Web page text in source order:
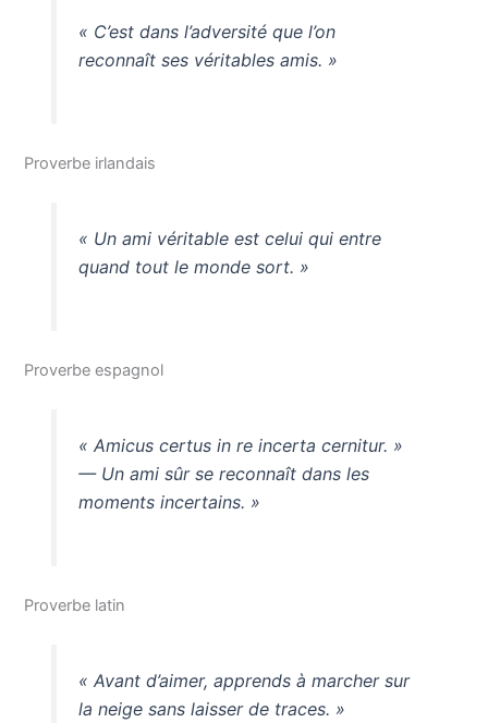
« C’est dans l’adversité que l’on
reconnaît ses véritables amis. »
Proverbe irlandais
« Un ami véritable est celui qui entre
quand tout le monde sort. »
Proverbe espagnol
« Amicus certus in re incerta cernitur. »
— Un ami sûr se reconnaît dans les
moments incertains. »
Proverbe latin
« Avant d’aimer, apprends à marcher sur
la neige sans laisser de traces. »